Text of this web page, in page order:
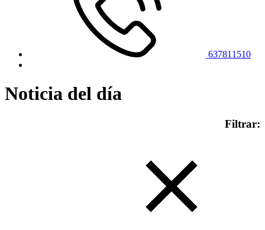
637811510
Noticia del día
Filtrar: